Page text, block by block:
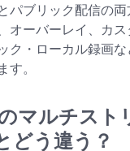
パブリック配信の
オーバーレイ、カ
ク・ローカル録画
。
マルチスト
どう違う？